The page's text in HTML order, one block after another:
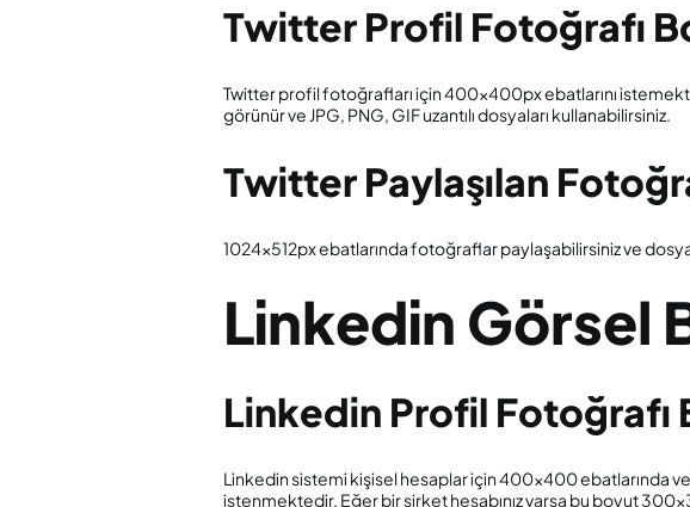
Twitter Profil Fotoğrafı
Twitter profil fotoğrafları için 400x400px ebatlarını
görünür ve JPG, PNG, GIF uzantılı dosyaları kullanabilirsiniz.
Twitter Paylaşılan
1024x512px ebatlarında fotoğraflar paylaşabilirsiniz ve
Linkedin Görsel
Linkedin Profil Fotoğrafı
Linkedin sistemi kişisel hesaplar için 400×400 ebatlarında ve
istenmektedir. Eğer bir şirket hesabınız varsa bu boyut